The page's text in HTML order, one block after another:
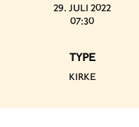
29. JULI 2022
07:30
TYPE
KIRKE